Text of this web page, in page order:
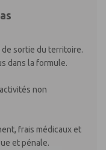
sortie du territoire.
dans la formule.
non
frais médicaux et
et pénale.